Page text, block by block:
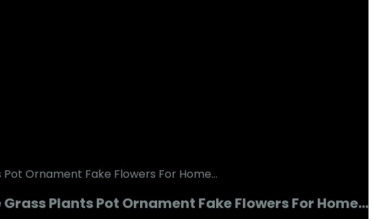
Plants Pot Ornament Fake Flowers For Home…